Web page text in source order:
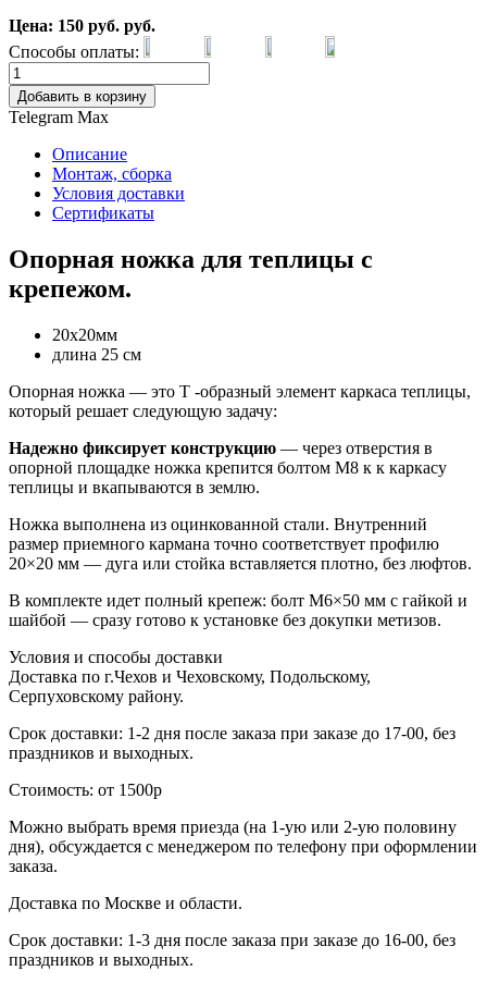
Цена: 150 руб. руб.
Способы оплаты:
Добавить в корзину
Telegram Max
Описание
Монтаж, сборка
Условия доставки
Сертификаты
Опорная ножка для теплицы с
крепежом.
20х20мм
длина 25 см
Опорная ножка — это Т -образный элемент каркаса теплицы,
который решает следующую задачу:
Надежно фиксирует конструкцию — через отверстия в
опорной площадке ножка крепится болтом М8 к к каркасу
теплицы и вкапываются в землю.
Ножка выполнена из оцинкованной стали. Внутренний
размер приемного кармана точно соответствует профилю
20×20 мм — дуга или стойка вставляется плотно, без люфтов.
В комплекте идет полный крепеж: болт М6×50 мм с гайкой и
шайбой — сразу готово к установке без докупки метизов.
Условия и способы доставки
Доставка по г.Чехов и Чеховскому, Подольскому,
Серпуховскому району.
Срок доставки: 1-2 дня после заказа при заказе до 17-00, без
праздников и выходных.
Стоимость: от 1500р
Можно выбрать время приезда (на 1-ую или 2-ую половину
дня), обсуждается с менеджером по телефону при оформлении
заказа.
Доставка по Москве и области.
Срок доставки: 1-3 дня после заказа при заказе до 16-00, без
праздников и выходных.